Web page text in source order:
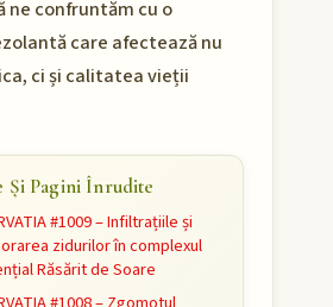
ne confruntăm cu o
care afectează nu
ci și calitatea vieții
Pagini Înrudite
#1009 – Infiltrațiile și
zidurilor în complexul
Răsărit de Soare